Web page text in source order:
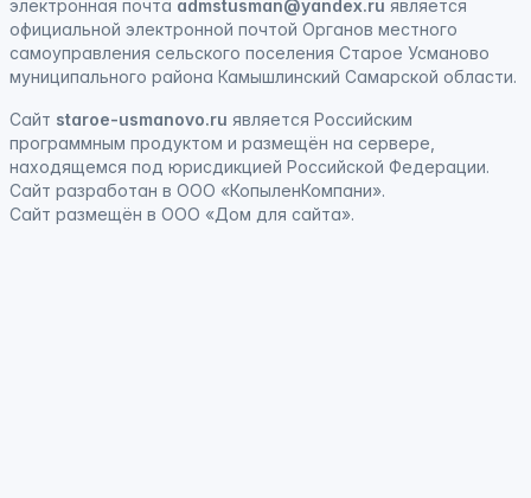
электронная почта admstusman@yandex.ru является
официальной электронной почтой Органов местного
самоуправления сельского поселения Старое Усманово
муниципального района Камышлинский Самарской области.
Сайт staroe-usmanovo.ru является Российским
программным продуктом и размещён на сервере,
находящемся под юрисдикцией Российской Федерации.
Сайт разработан в ООО «КопыленКомпани».
Сайт размещён в ООО «Дом для сайта».